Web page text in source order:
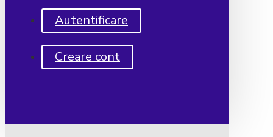
Autentificare
Creare cont